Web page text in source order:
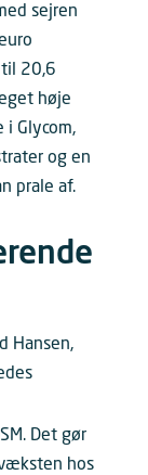
sejren
til 20,6
høje
i Glycom,
og en
prale af.
Hansen,
Det gør
hos